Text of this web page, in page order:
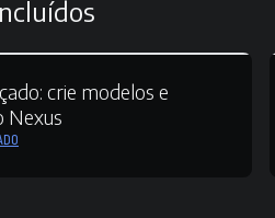
crie modelos e
Nexus